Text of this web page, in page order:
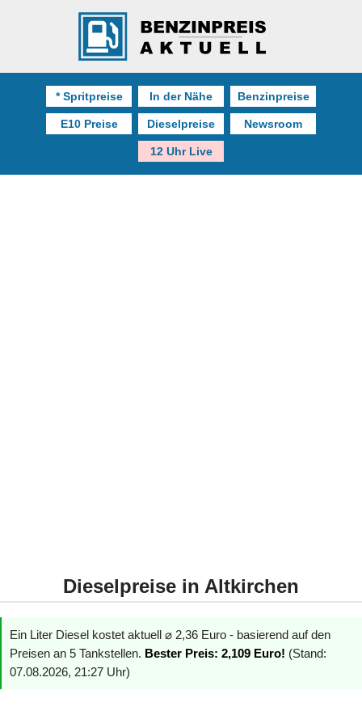
* Spritpreise In der Nähe Benzinpreise
E10 Preise Dieselpreise Newsroom
12 Uhr Live
Dieselpreise in Altkirchen
Ein Liter Diesel kostet aktuell ⌀ 2,36 Euro - basierend auf den
Preisen an 5 Tankstellen. Bester Preis: 2,109 Euro! (Stand:
07.08.2026, 21:27 Uhr)